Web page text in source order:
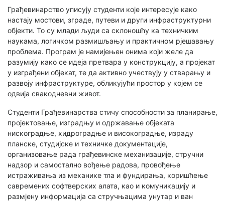
Грађевинарство уписују студенти које интересује како
настају мостови, зграде, путеви и други инфраструктурни
објекти. То су млади људи са склоношћу ка техничким
наукама, логичком размишљању и практичном рјешавању
проблема. Програм је намијењен онима који желе да
разумију како се идеја претвара у конструкцију, а пројекат
у изграђени објекат, те да активно учествују у стварању и
развоју инфраструктуре, обликујући простор у којем се
одвија свакодневни живот.
Студенти Грађевинарства стичу способности за планирање,
пројектовање, изградњу и одржавање објеката
нискоградње, хидроградње и високоградње, израду
планске, студијске и техничке документације,
организовање рада грађевинске механизације, стручни
надзор и самостално вођење радова, провођење
истраживања из механике тла и фундирања, коришћење
савремених софтверских алата, као и комуникацију и
размјену информација са стручњацима унутар и ван